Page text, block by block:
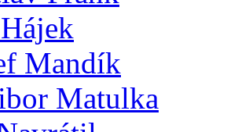
Mandík
Matulka